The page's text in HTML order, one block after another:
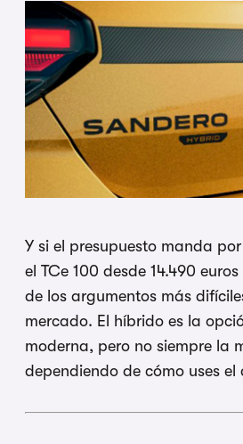
Y si el presupuesto manda
el TCe 100 desde 14.490
de los argumentos más
mercado. El híbrido es la
moderna, pero no siempre la
dependiendo de cómo uses el